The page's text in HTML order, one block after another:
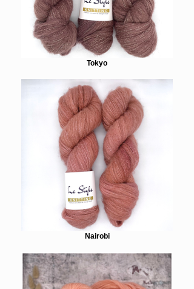
Tokyo
Nairobi